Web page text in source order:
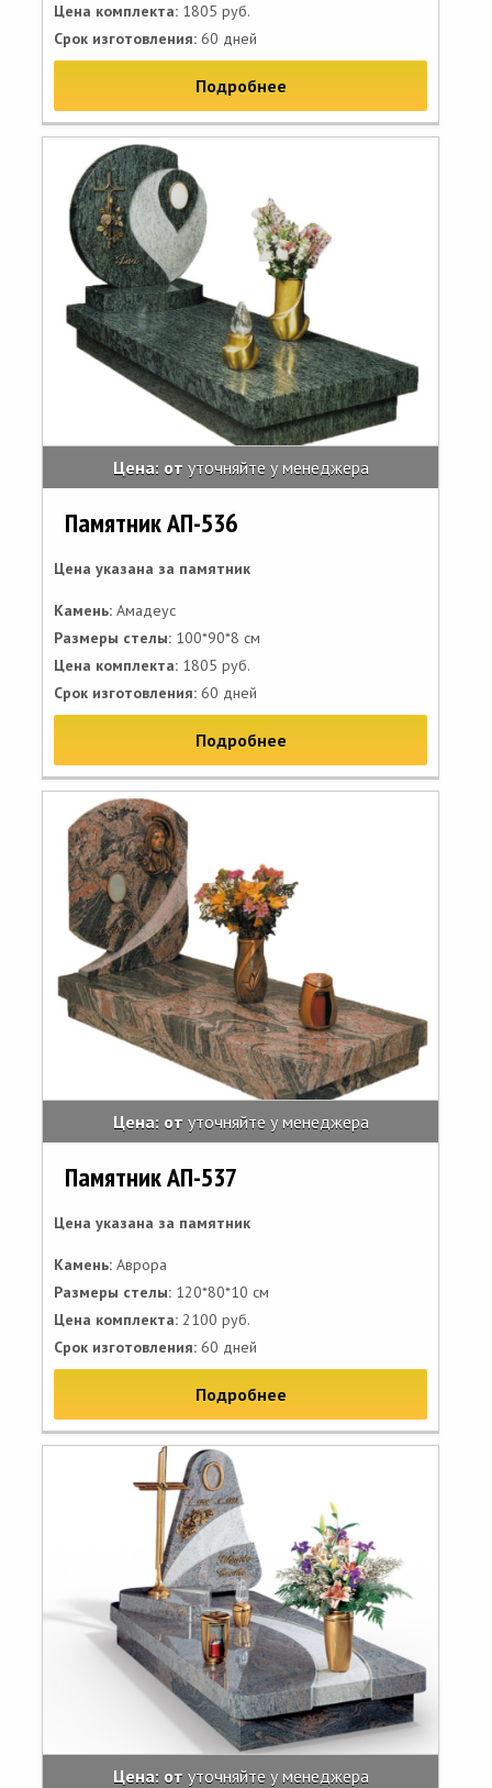
Цена комплекта: 1805 руб.
Срок изготовления: 60 дней
Подробнее
Цена: от уточняйте у менеджера
Памятник АП-536
Цена указана за памятник
Камень: Амадеус
Размеры стелы: 100*90*8 см
Цена комплекта: 1805 руб.
Срок изготовления: 60 дней
Подробнее
Цена: от уточняйте у менеджера
Памятник АП-537
Цена указана за памятник
Камень: Аврора
Размеры стелы: 120*80*10 см
Цена комплекта: 2100 руб.
Срок изготовления: 60 дней
Подробнее
Цена: от уточняйте у менеджера